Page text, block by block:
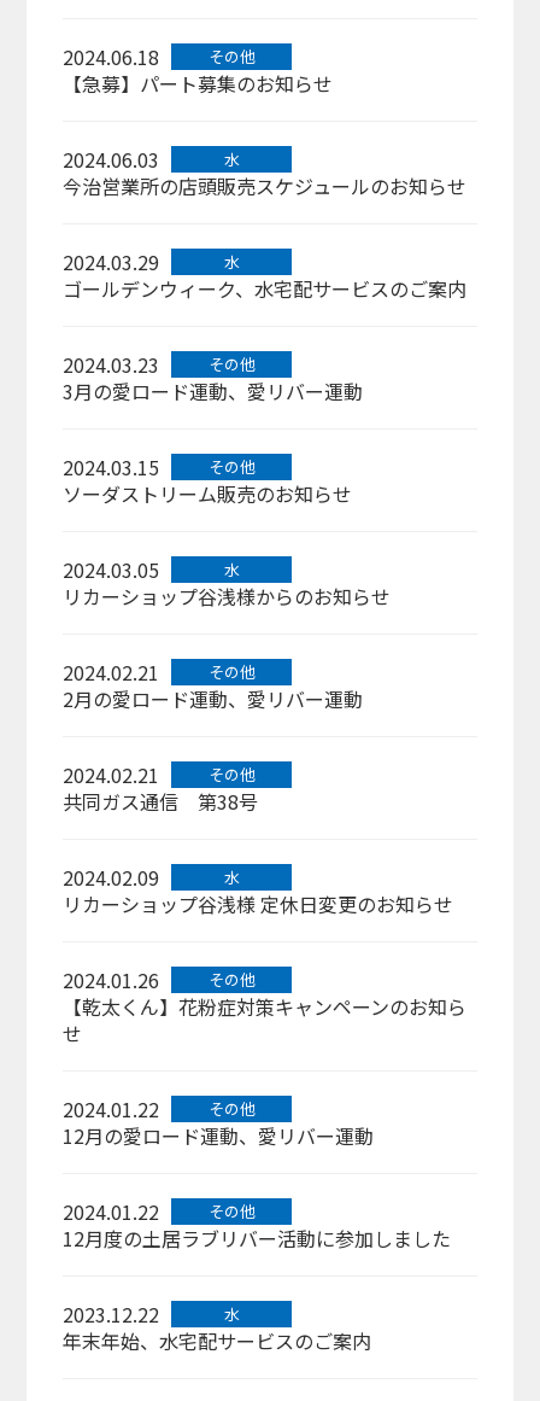
2024.06.18 その他
【急募】パート募集のお知らせ
2024.06.03 水
今治営業所の店頭販売スケジュールのお知らせ
2024.03.29 水
ゴールデンウィーク、水宅配サービスのご案内
2024.03.23 その他
3月の愛ロード運動、愛リバー運動
2024.03.15 その他
ソーダストリーム販売のお知らせ
2024.03.05 水
リカーショップ谷浅様からのお知らせ
2024.02.21 その他
2月の愛ロード運動、愛リバー運動
2024.02.21 その他
共同ガス通信 第38号
2024.02.09 水
リカーショップ谷浅様 定休日変更のお知らせ
2024.01.26 その他
【乾太くん】花粉症対策キャンペーンのお知ら
せ
2024.01.22 その他
12月の愛ロード運動、愛リバー運動
2024.01.22 その他
12月度の土居ラブリバー活動に参加しました
2023.12.22 水
年末年始、水宅配サービスのご案内